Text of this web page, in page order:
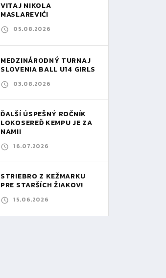
VITAJ NIKOLA
MASLAREVIĆ!
05.08.2026
MEDZINÁRODNÝ TURNAJ
SLOVENIA BALL U14 GIRLS
03.08.2026
ĎALŠÍ ÚSPEŠNÝ ROČNÍK
LOKOSEREĎ KEMPU JE ZA
NAMI!
16.07.2026
STRIEBRO Z KEŽMARKU
PRE STARŠÍCH ŽIAKOV!
15.06.2026